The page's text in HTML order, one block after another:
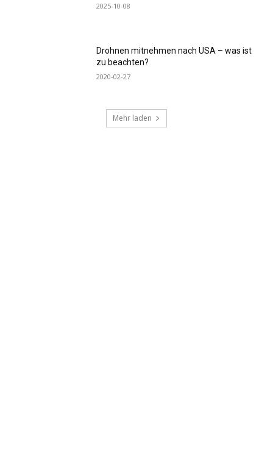
2025-10-08
Drohnen mitnehmen nach USA – was ist
zu beachten?
2020-02-27
Mehr laden